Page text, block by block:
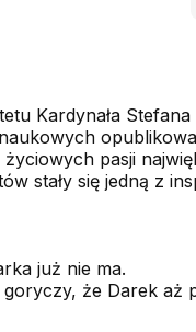
Kardynała
pasji
stały się jedną z
już nie ma.
że Darek aż